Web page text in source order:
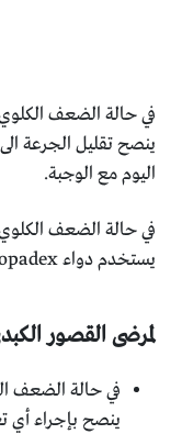
اليوم مع الوجبة.
يستخدم دواء flopadex نهائيا.
لمرضى القصور
في حالة الضعف
ينصح بإجراء أي